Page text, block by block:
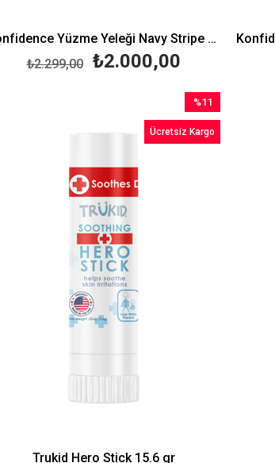
Konfidence Yüzme Yeleği Navy Stripe Small 2-3 Yaş (15-19 kg)
₺2.000,00
₺2.299,00
Trukid Hero Stick 15.6 gr
%11
İndirim
%11İndirim
Ücretsiz Kargo